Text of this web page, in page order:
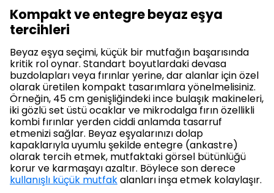
Kompakt ve entegre beyaz eşya
tercihleri
Beyaz eşya seçimi, küçük bir mutfağın başarısında
kritik rol oynar. Standart boyutlardaki devasa
buzdolapları veya fırınlar yerine, dar alanlar için özel
olarak üretilen kompakt tasarımlara yönelmelisiniz.
Örneğin, 45 cm genişliğindeki ince bulaşık makineleri,
iki gözlü set üstü ocaklar ve mikrodalga fırın özellikli
kombi fırınlar yerden ciddi anlamda tasarruf
etmenizi sağlar. Beyaz eşyalarınızı dolap
kapaklarıyla uyumlu şekilde entegre (ankastre)
olarak tercih etmek, mutfaktaki görsel bütünlüğü
korur ve karmaşayı azaltır. Böylece son derece
kullanışlı küçük mutfakalanları inşa etmek kolaylaşır.